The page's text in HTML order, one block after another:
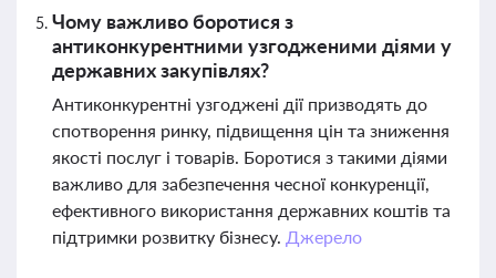
Чому важливо боротися з
антиконкурентними узгодженими діями у
державних закупівлях?
Антиконкурентні узгоджені дії призводять до
спотворення ринку, підвищення цін та зниження
якості послуг і товарів. Боротися з такими діями
важливо для забезпечення чесної конкуренції,
ефективного використання державних коштів та
підтримки розвитку бізнесу. Джерело